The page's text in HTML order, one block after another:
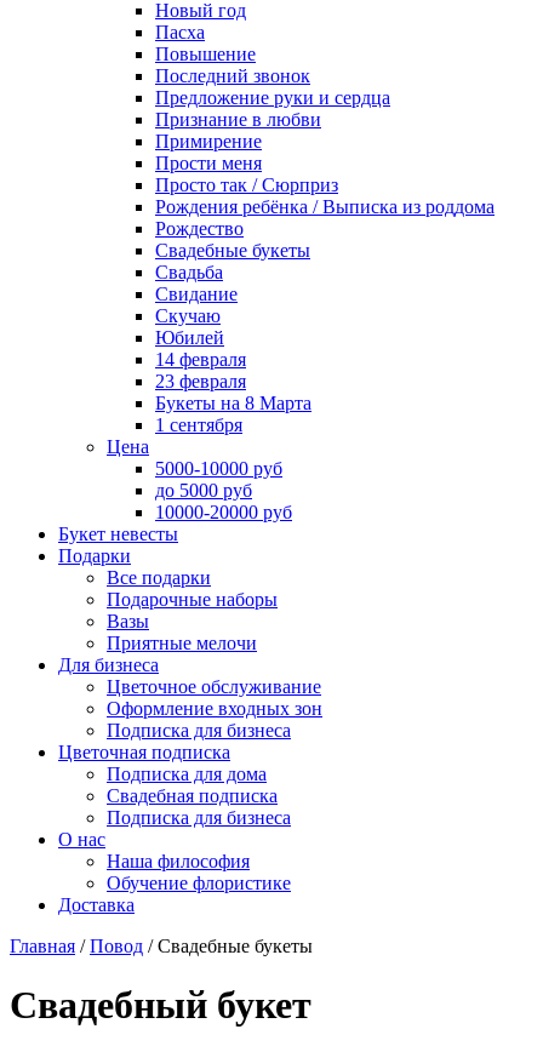
Новый год
Пасха
Повышение
Последний звонок
Предложение руки и сердца
Признание в любви
Примирение
Прости меня
Просто так / Сюрприз
Рождения ребёнка / Выписка из роддома
Рождество
Свадебные букеты
Свадьба
Свидание
Скучаю
Юбилей
14 февраля
23 февраля
Букеты на 8 Марта
1 сентября
Цена
5000-10000 руб
до 5000 руб
10000-20000 руб
Букет невесты
Подарки
Все подарки
Подарочные наборы
Вазы
Приятные мелочи
Для бизнеса
Цветочное обслуживание
Оформление входных зон
Подписка для бизнеса
Цветочная подписка
Подписка для дома
Свадебная подписка
Подписка для бизнеса
О нас
Наша философия
Обучение флористике
Доставка
Главная / Повод /Свадебные букеты
Свадебный букет